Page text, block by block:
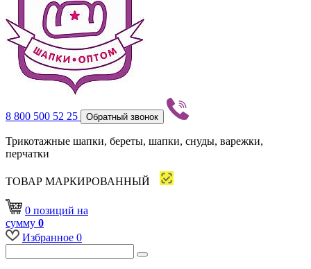
8 800 500 52 25 Обратный звонок
Трикотажные шапки, береты, шапки, снуды, варежки,
перчатки
ТОВАР МАРКИРОВАННЫЙ
0 позиций на
сумму 0
Избранное 0